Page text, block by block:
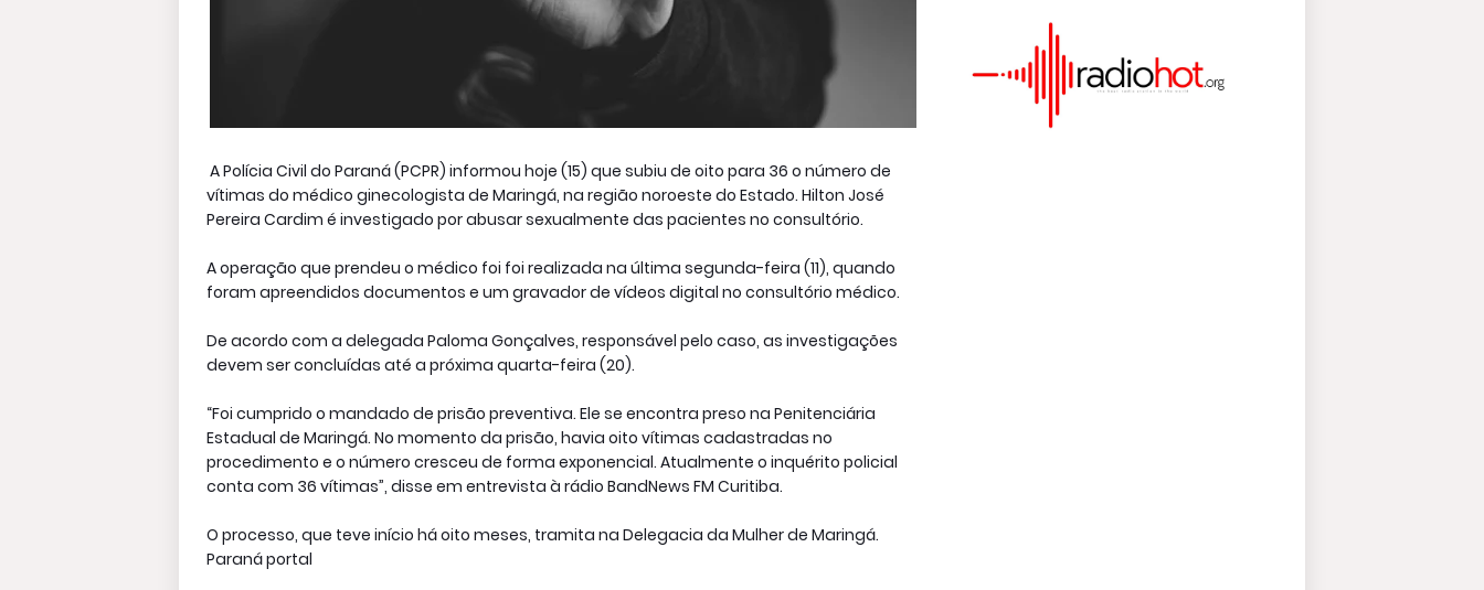
A Polícia Civil do Paraná (PCPR) informou hoje (15) que subiu de oito para 36 o número de
vítimas do médico ginecologista de Maringá, na região noroeste do Estado. Hilton José
Pereira Cardim é investigado por abusar sexualmente das pacientes no consultório.
A operação que prendeu o médico foi foi realizada na última segunda-feira (11), quando
foram apreendidos documentos e um gravador de vídeos digital no consultório médico.
De acordo com a delegada Paloma Gonçalves, responsável pelo caso, as investigações
devem ser concluídas até a próxima quarta-feira (20).
“Foi cumprido o mandado de prisão preventiva. Ele se encontra preso na Penitenciária
Estadual de Maringá. No momento da prisão, havia oito vítimas cadastradas no
procedimento e o número cresceu de forma exponencial. Atualmente o inquérito policial
conta com 36 vítimas”, disse em entrevista à rádio BandNews FM Curitiba.
O processo, que teve início há oito meses, tramita na Delegacia da Mulher de Maringá.
Paraná portal